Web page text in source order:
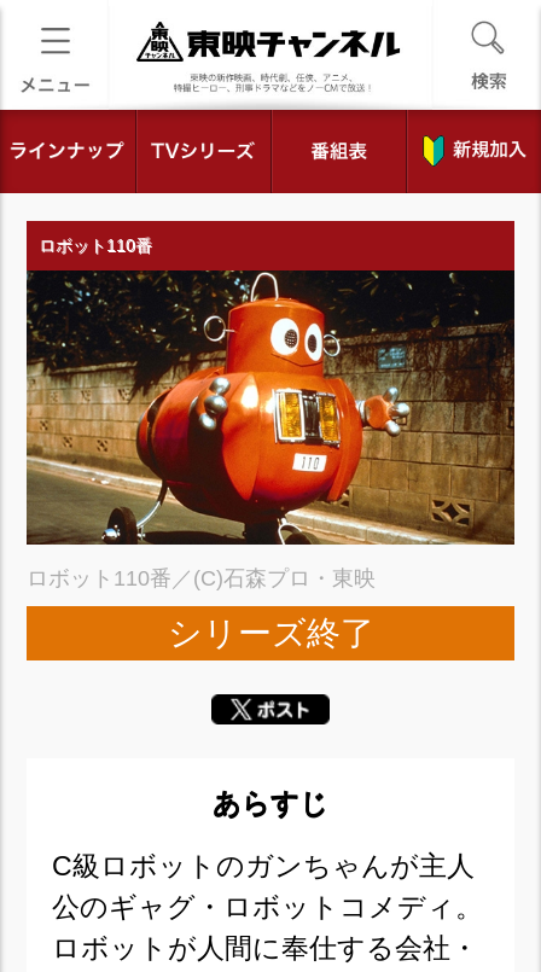
ロボット110番
ロボット110番／(C)石森プロ・東映
シリーズ終了
あらすじ
C級ロボットのガンちゃんが主人
公のギャグ・ロボットコメディ。
ロボットが人間に奉仕する会社・